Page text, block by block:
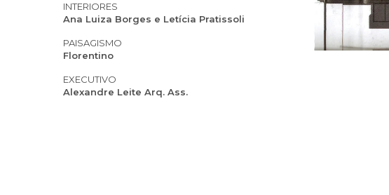
INTERIORES
Ana Luiza Borges e Letícia Pratissoli
PAISAGISMO
Florentino
EXECUTIVO
Alexandre Leite Arq. Ass.